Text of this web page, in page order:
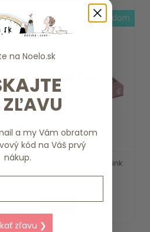
Projektor príbehov Pink
Little Dutch
21.99 €
skladom
na Noelo.sk
ZĽAVU
a my Vám obratom
kód na Váš prvý
nákup.
zľavu ❯